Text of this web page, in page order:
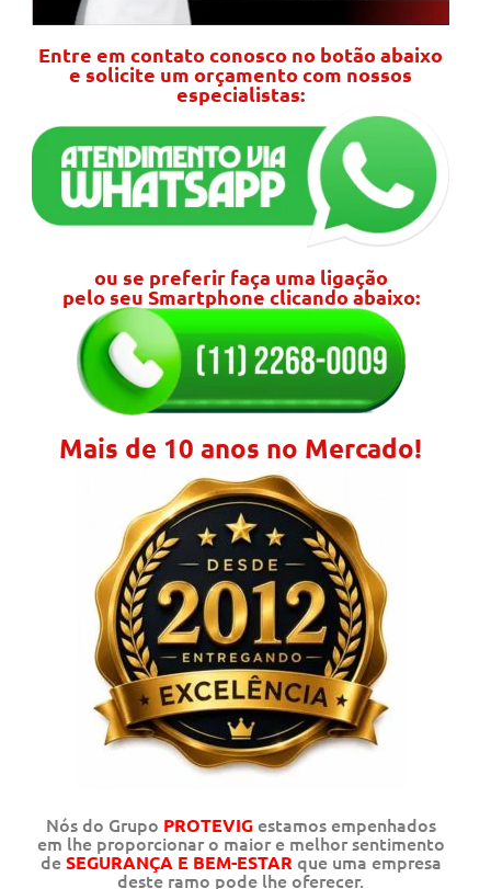
Entre em contato conosco no botão abaixo
e solicite um orçamento com nossos
especialistas:
ou se preferir faça uma ligação
pelo seu Smartphone clicando abaixo:
Mais de 10 anos no Mercado!
Nós do Grupo PROTEVIGestamos empenhados
em lhe proporcionar o maior e melhor sentimento
deSEGURANÇA E BEM-ESTAR que uma empresa
deste ramo pode lhe oferecer.